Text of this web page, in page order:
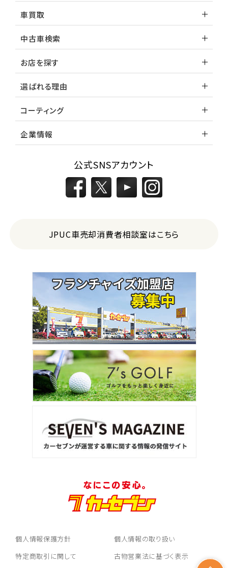
車買取
中古車検索
お店を探す
選ばれる理由
コーティング
企業情報
公式SNSアカウント
JPUC車売却消費者相談室はこちら
個人情報保護方針
個人情報の取り扱い
特定商取引に関して
古物営業法に基づく表示